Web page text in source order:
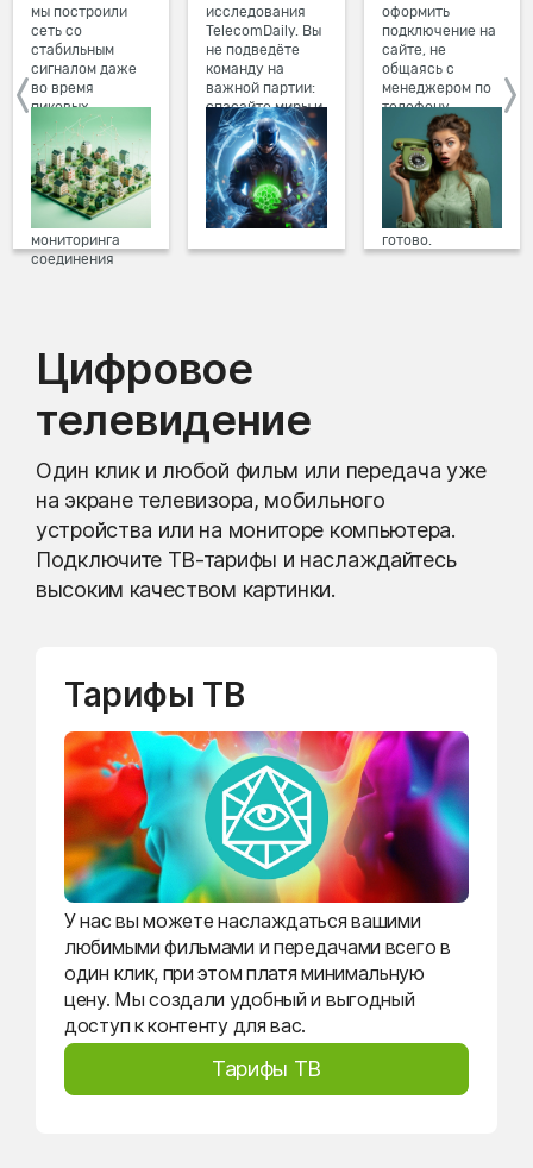
мы построили
сеть со
стабильным
сигналом даже
во время
пиковых
нагрузок в
вечернее время.
Мы постоянно
обновляем наше
оборудование в
домах, а система
мониторинга
соединения
исследования
TelecomDaily. Вы
не подведёте
команду на
важной партии:
спасайте миры и
побеждайте с
друзьями в
онлайн-играх.
оформить
подключение на
сайте, не
общаясь с
менеджером по
телефону.
Просто в три
клика заполните
форму заявки на
сайте, выберите
дату и время
подключения,
готово.
Цифровое
телевидение
Один клик и любой фильм или передача уже
на экране телевизора, мобильного
устройства или на мониторе компьютера.
Подключите ТВ-тарифы и наслаждайтесь
высоким качеством картинки.
Тарифы ТВ
У нас вы можете наслаждаться вашими
любимыми фильмами и передачами всего в
один клик, при этом платя минимальную
цену. Мы создали удобный и выгодный
доступ к контенту для вас.
Тарифы ТВ